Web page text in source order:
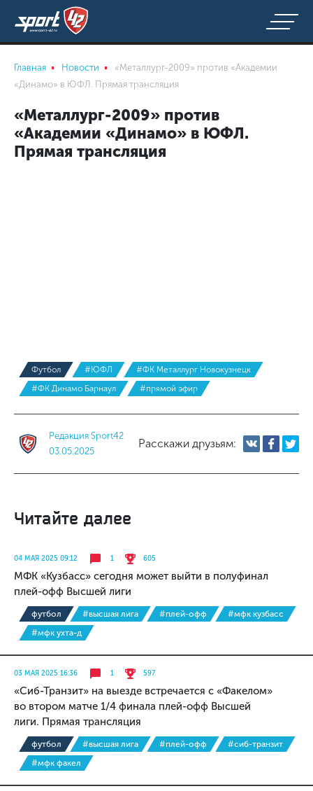
Главная Новости
«Металлург-2009» против «Академии
«Динамо» в ЮФЛ. Прямая трансляция
«Металлург-2009» против
«Академии «Динамо» в ЮФЛ.
Прямая трансляция
Футбол #ЮФЛ
#ФК Металлург Новокузнецк
#ФК Динамо Барнаул
#прямой эфир
Редакция Sport42
03.05.2025
Расскажи друзьям:
Читайте далее
04 МАЯ 2025 09:12 1 605
МФК «Кузбасс» сегодня может выйти в полуфинал
плей-офф Высшей лиги
футбол #высшая лига #плей-офф
#мфк кузбасс
#мфк ухта-д
03 МАЯ 2025 16:36 1 597
«Сиб-Транзит» на выезде встречается с «Факелом»
во втором матче 1/4 финала плей-офф Высшей
лиги. Прямая трансляция
футбол #высшая лига #плей-офф
#сиб-транзит
#мфк факел